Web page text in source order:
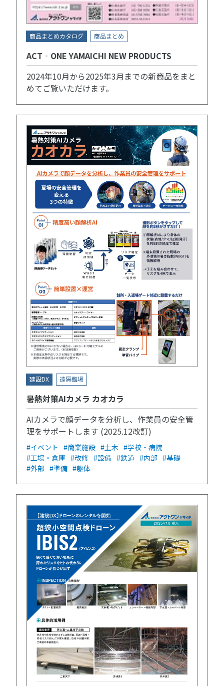
商品まとめカタログ 商品まとめ
ACT‐ONE YAMAICHI NEW PRODUCTS
2024年10月から2025年3月までの新商品をまと
めてご覧いただけます。
建設DX 遠隔臨場
暑熱対策AIカメラ カオカラ
AIカメラで顔データを分析し、作業員の安全管
理をサポートします (2025.12改訂)
#イベント #商業施設 #土木 #学校・病院
#工場・倉庫 #改修 #設備 #鉄道 #内部 #基礎
#外部 #準備 #躯体